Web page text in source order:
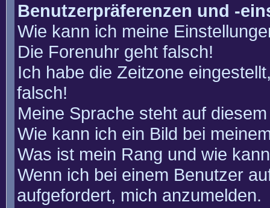
Benutzerpräferenzen und -
Wie kann ich meine
Die Forenuhr geht falsch!
Ich habe die Zeitzone
falsch!
Meine Sprache steht auf
Wie kann ich ein Bild bei
Was ist mein Rang und wie
Wenn ich bei einem Benutzer
aufgefordert, mich anzumelden.